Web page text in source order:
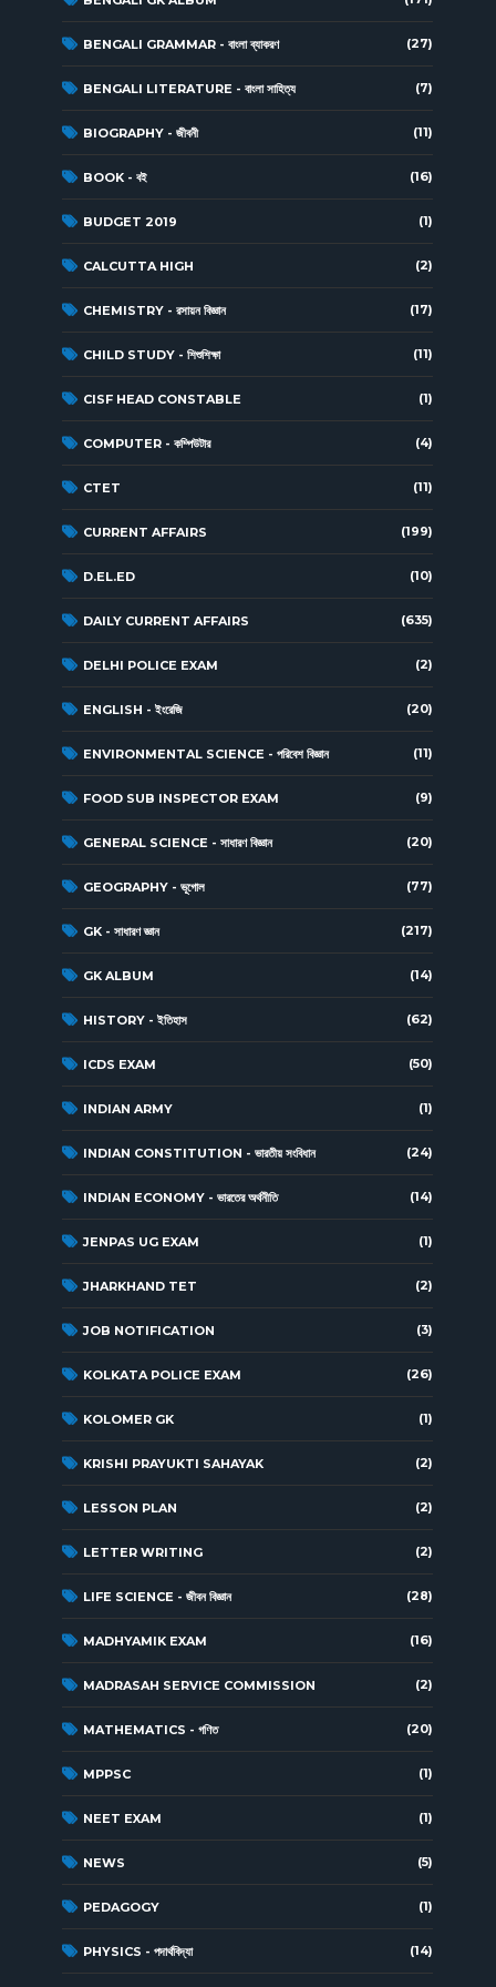
BENGALI GRAMMAR - বাংলা ব্যাকরণ (27)
BENGALI LITERATURE - বাংলা সাহিত্য (7)
BIOGRAPHY - জীবনী (11)
BOOK - বই (16)
BUDGET 2019 (1)
CALCUTTA HIGH (2)
CHEMISTRY - রসায়ন বিজ্ঞান (17)
CHILD STUDY - শিশুশিক্ষা (11)
CISF HEAD CONSTABLE (1)
COMPUTER - কম্পিউটার (4)
CTET (11)
CURRENT AFFAIRS (199)
D.EL.ED (10)
DAILY CURRENT AFFAIRS (635)
DELHI POLICE EXAM (2)
ENGLISH - ইংরেজি (20)
ENVIRONMENTAL SCIENCE - পরিবেশ বিজ্ঞান (11)
FOOD SUB INSPECTOR EXAM (9)
GENERAL SCIENCE - সাধারণ বিজ্ঞান (20)
GEOGRAPHY - ভূগোল (77)
GK - সাধারণ জ্ঞান (217)
GK ALBUM (14)
HISTORY - ইতিহাস (62)
ICDS EXAM (50)
INDIAN ARMY (1)
INDIAN CONSTITUTION - ভারতীয় সংবিধান (24)
INDIAN ECONOMY - ভারতের অর্থনীতি (14)
JENPAS UG EXAM (1)
JHARKHAND TET (2)
JOB NOTIFICATION (3)
KOLKATA POLICE EXAM (26)
KOLOMER GK (1)
KRISHI PRAYUKTI SAHAYAK (2)
LESSON PLAN (2)
LETTER WRITING (2)
LIFE SCIENCE - জীবন বিজ্ঞান (28)
MADHYAMIK EXAM (16)
MADRASAH SERVICE COMMISSION (2)
MATHEMATICS - গণিত (20)
MPPSC (1)
NEET EXAM (1)
NEWS (5)
PEDAGOGY (1)
PHYSICS - পদার্থবিদ্যা (14)